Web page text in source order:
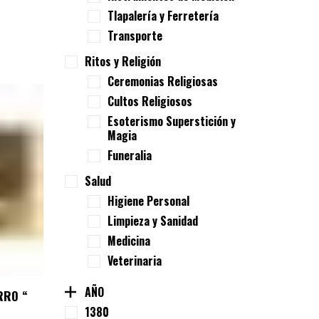
“
Tlapalería y Ferretería
Transporte
Ritos y Religión
Ceremonias Religiosas
Cultos Religiosos
Esoterismo Superstición y
Magia
Funeralia
Salud
Higiene Personal
Limpieza y Sanidad
Medicina
Veterinaria
AÑO
1380